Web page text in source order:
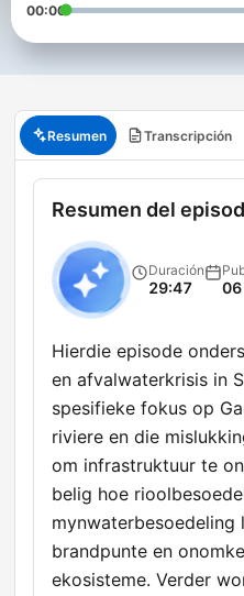
00:00
Resumen Transcripción
Resumen del
Duración
29:47 06
Hierdie episode
en afvalwaterkrisis in
spesifieke fokus op
riviere en die
om infrastruktuur te
belig hoe
brandpunte en
ekosisteme. Verder